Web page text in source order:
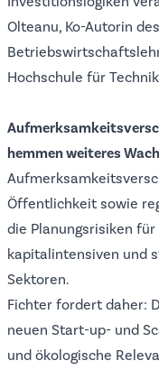
Olteanu, Ko-Autorin
Hochschule für
hemmen weiteres
Öffentlichkeit sowie
die Planungsrisiken
kapitalintensiven und
Sektoren.
Fichter fordert daher:
neuen Start-up- und
und ökologische